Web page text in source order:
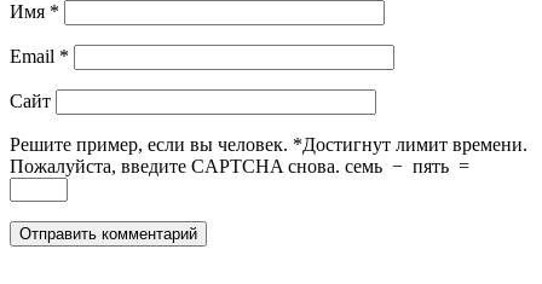
Имя *
Email *
Сайт
Решите пример, если вы человек. *Достигнут лимит времени.
Пожалуйста, введите CAPTCHA снова. семь − пять =